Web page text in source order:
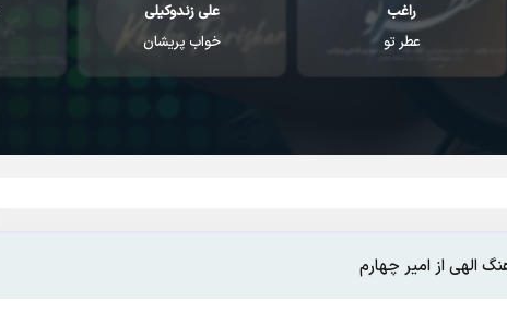
راغب
عطر تو
علی زندوکیلی
خواب پریشان
الهی از امیر چهارم